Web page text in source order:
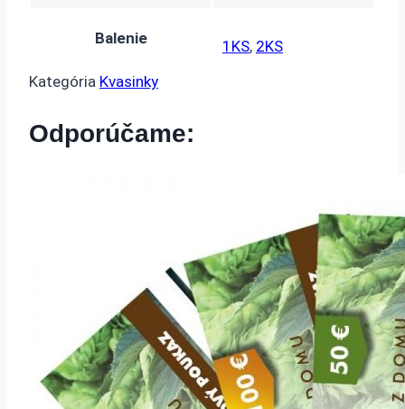
Balenie 1KS, 2KS
Kategória Kvasinky
Odporúčame: